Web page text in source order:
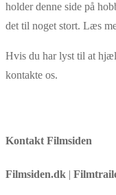
holder denne side på
det til noget stort. Læs
Hvis du har lyst til at
kontakte os.
Kontakt Filmsiden
Filmsiden.dk |